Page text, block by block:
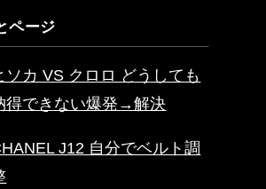
ページ
ソカ VS クロロ どうしても
得できない爆発→解決
J12 自分でベルト調